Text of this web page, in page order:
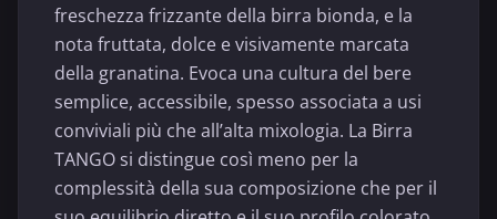
freschezza frizzante della birra bionda, e la
nota fruttata, dolce e visivamente marcata
della granatina. Evoca una cultura del bere
semplice, accessibile, spesso associata a usi
conviviali più che all’alta mixologia. La Birra
TANGO si distingue così meno per la
complessità della sua composizione che per il